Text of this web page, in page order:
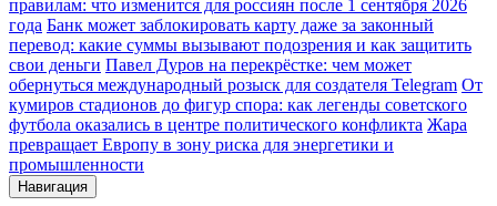
правилам: что изменится для россиян после 1 сентября 2026
года Банк может заблокировать карту даже за законный
перевод: какие суммы вызывают подозрения и как защитить
свои деньги Павел Дуров на перекрёстке: чем может
обернуться международный розыск для создателя Telegram От
кумиров стадионов до фигур спора: как легенды советского
футбола оказались в центре политического конфликта Жара
превращает Европу в зону риска для энергетики и
промышленности
Навигация